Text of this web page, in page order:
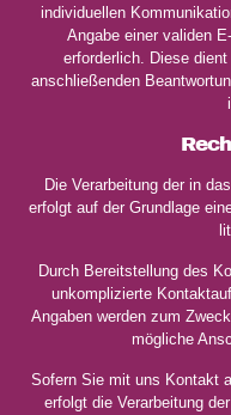
individuellen
Angabe einer validen
erforderlich. Diese
anschließenden
Die Verarbeitung der in
erfolgt auf der Grundlage
Durch Bereitstellung des
unkomplizierte
Angaben werden zum
mögliche
Sofern Sie mit uns Kontakt
erfolgt die Verarbeitung